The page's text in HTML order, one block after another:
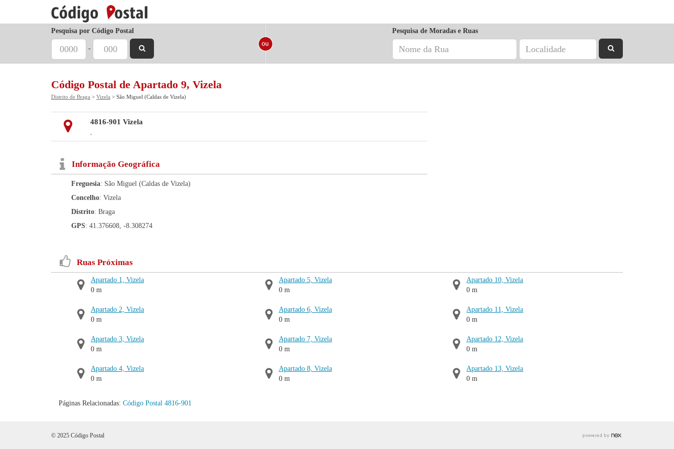
Pesquisa por Código Postal
-
Pesquisa de Moradas e Ruas
Código Postal de Apartado 9, Vizela
Distrito de Braga > Vizela > São Miguel (Caldas de Vizela)
4816-901 Vizela
,
Informação Geográfica
Freguesia: São Miguel (Caldas de Vizela)
Concelho: Vizela
Distrito: Braga
GPS: 41.376608, -8.308274
Ruas Próximas
Apartado 1, Vizela
0 m
Apartado 2, Vizela
0 m
Apartado 3, Vizela
0 m
Apartado 4, Vizela
0 m
Apartado 5, Vizela
0 m
Apartado 6, Vizela
0 m
Apartado 7, Vizela
0 m
Apartado 8, Vizela
0 m
Apartado 10, Vizela
0 m
Apartado 11, Vizela
0 m
Apartado 12, Vizela
0 m
Apartado 13, Vizela
0 m
Páginas Relacionadas: Código Postal 4816-901
© 2025 Código Postal